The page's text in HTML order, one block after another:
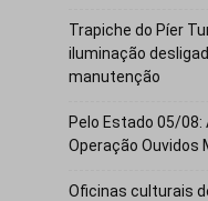
Trapiche do Píer
iluminação
manutenção
Pelo Estado 05/
Operação Ouvidos
Oficinas culturais